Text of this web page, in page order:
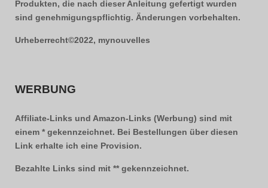
Produkten, die nach dieser Anleitung gefertigt wurden
sind genehmigungspflichtig. Änderungen vorbehalten.
Urheberrecht©2022, mynouvelles
WERBUNG
Affiliate-Links und Amazon-Links (Werbung) sind mit
einem * gekennzeichnet. Bei Bestellungen über diesen
Link erhalte ich eine Provision.
Bezahlte Links sind mit ** gekennzeichnet.